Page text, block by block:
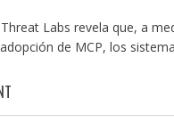
Labs revela que, a
de MCP, los